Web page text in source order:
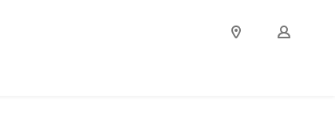
Verkooppunten
Mijn
Royal